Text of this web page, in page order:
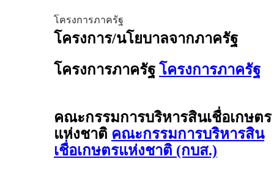
โครงการภาครัฐ
โครงการ/นโยบาลจากภาครัฐ
โครงการภาครัฐ โครงการภาครัฐ
คณะกรรมการบริหารสินเชื่อเกษตร
แห่งชาติ คณะกรรมการบริหารสิน
เชื่อเกษตรแห่งชาติ (กบส.)